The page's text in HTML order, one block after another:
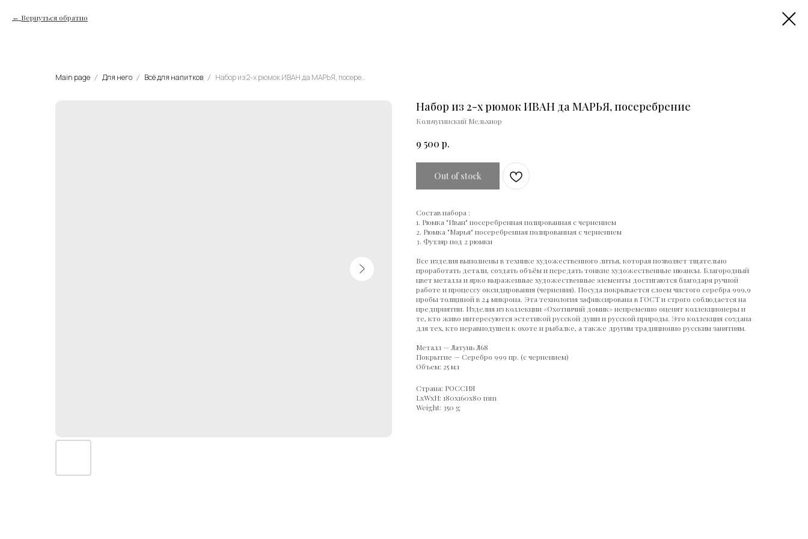
Вернуться обратно
Main page Для него Всё для напитков Набор из 2-х рюмок ИВАН да МАРЬЯ, посеребрение
Набор из 2-х рюмок ИВАН да МАРЬЯ, посеребрение
Кольчугинский Мельхиор
9 500 р.
Out of stock
Состав набора :
1. Рюмка "Иван" посеребренная полированная с чернением
2. Рюмка "Марья" посеребренная полированная с чернением
3. Футляр под 2 рюмки
Все изделия выполнены в технике художественного литья, которая позволяет тщательно
проработать детали, создать объём и передать тонкие художественные нюансы. Благородный
цвет металла и ярко выраженные художественные элементы достигаются благодаря ручной
работе и процессу оксидирования (чернения). Посуда покрывается слоем чистого серебра 999,9
пробы толщиной в 24 микрона. Эта технология зафиксирована в ГОСТ и строго соблюдается на
предприятии. Изделия из коллекции «Охотничий домик» непременно оценят коллекционеры и
те, кто живо интересуются эстетикой русской души и русской природы. Это коллекция создана
для тех, кто неравнодушен к охоте и рыбалке, а также другим традиционно русским занятиям.
Металл — Латунь Л68
Покрытие — Серебро 999 пр. (с чернением)
Объем: 25 мл
Страна: РОССИЯ
LxWxH: 180x160x80 mm
Weight: 350 g